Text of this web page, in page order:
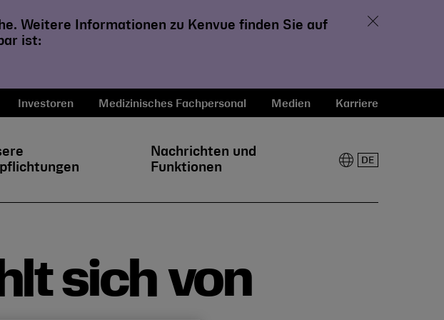
Weitere Informationen zu Kenvue finden Sie auf
ist:
Close
Investoren Medizinisches Fachpersonal Medien Karriere
Nachrichten und
Funktionen
sich von